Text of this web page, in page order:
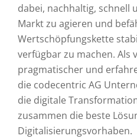
dabei, nachhaltig, schnell
Markt zu agieren und
Wertschöpfungskette
verfügbar zu machen. Als
pragmatischer und
die codecentric AG
die digitale
zusammen die beste
Digitalisierungsvorhaben.